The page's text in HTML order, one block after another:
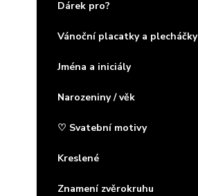
Dárek pro?
Vánoční placatky a plecháčky
Jména a iniciály
Narozeniny / věk
♡ Svatební motivy
Kreslené
Znamení zvěrokruhu